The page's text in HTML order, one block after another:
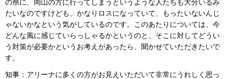
の県に、岡山の方に行ってしまうというような人たちも大分いるみ
たいなのですけども、かなりロスになっていて、もったいないんじ
ゃないかなという気がしているのです。このあたりについては、今
どんな風に感じていらっしゃるかというのと、そこに対してどうい
う対策が必要かというお考えがあったら、聞かせていただきたいで
す。
知事：アリーナに多くの方がお見えいただいて非常にうれしく思っ